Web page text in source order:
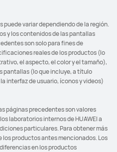
variar dependiendo de la región.
y los contenidos de las pantallas
son solo para fines de
reales de los productos (lo
el aspecto, el color y el tamaño),
pantallas (lo que incluye, a título
interfaz de usuario, íconos y videos)
páginas precedentes son valores
laboratorios internos de HUAWEI a
particulares. Para obtener más
productos antes mencionados. Los
en los productos